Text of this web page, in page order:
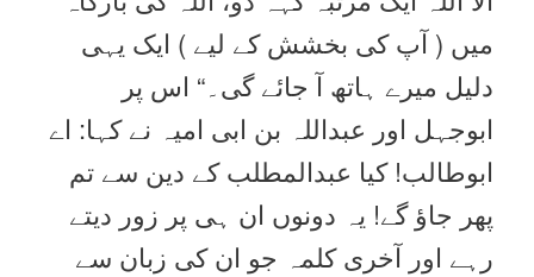
میں ( آپ کی بخشش کے لیے ) ایک یہی
دلیل میرے ہاتھ آ جائے گی۔“ اس پر
ابوجہل اور عبداللہ بن ابی امیہ نے کہا: اے
ابوطالب! کیا عبدالمطلب کے دین سے تم
پھر جاؤ گے! یہ دونوں ان ہی پر زور دیتے
رہے اور آخری کلمہ جو ان کی زبان سے